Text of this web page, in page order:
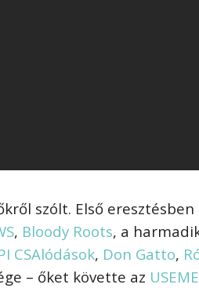
szólt. Első eresztésben
, Bloody Roots, a
CSAlódások, Don Gatto,
– őket követte az USEME